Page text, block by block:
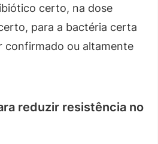
certo, na dose
para a bactéria certa
confirmado ou altamente
reduzir resistência no